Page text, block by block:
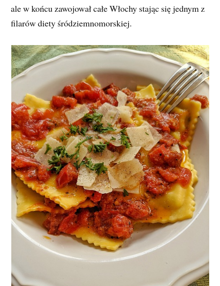
ale w końcu zawojował całe Włochy stając się jednym z
filarów diety śródziemnomorskiej.